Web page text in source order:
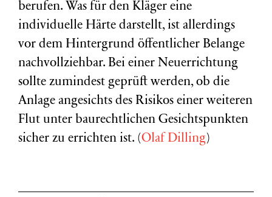
berufen. Was für den Kläger eine
individuelle Härte darstellt, ist allerdings
vor dem Hintergrund öffentlicher Belange
nachvollziehbar. Bei einer Neuerrichtung
sollte zumindest geprüft werden, ob die
Anlage angesichts des Risikos einer weiteren
Flut unter baurechtlichen Gesichtspunkten
sicher zu errichten ist. (Olaf Dilling)